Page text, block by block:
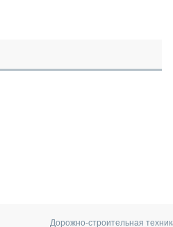
Дорожно-строительная